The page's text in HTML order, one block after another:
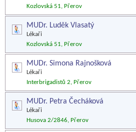
Kozlovská 51, Přerov
MUDr. Luděk Vlasatý
Lékaři
Kozlovská 51, Přerov
MUDr. Simona Rajnošková
Lékaři
Interbrigadistů 2, Přerov
MUDr. Petra Čecháková
Lékaři
Husova 2/2846, Přerov